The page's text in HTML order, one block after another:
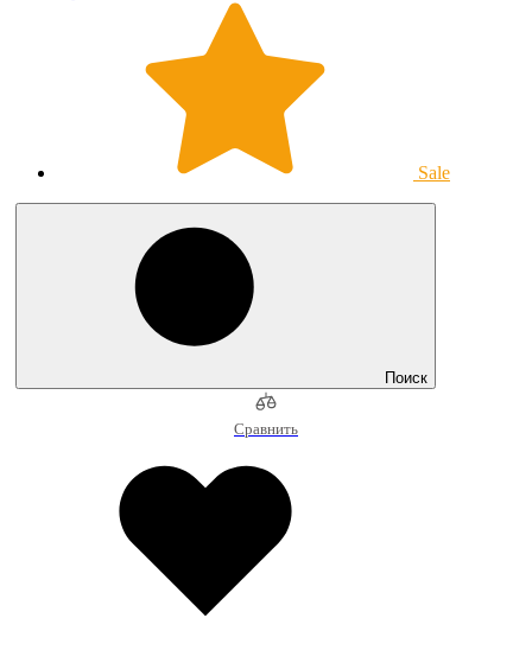
Sale
Поиск
Сравнить